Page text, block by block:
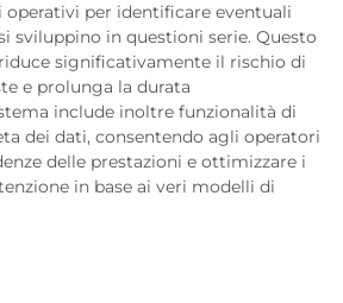
operativi per identificare eventuali
sviluppino in questioni serie. Questo
significativamente il rischio di
e prolunga la durata
include inoltre funzionalità di
dei dati, consentendo agli operatori
delle prestazioni e ottimizzare i
in base ai veri modelli di